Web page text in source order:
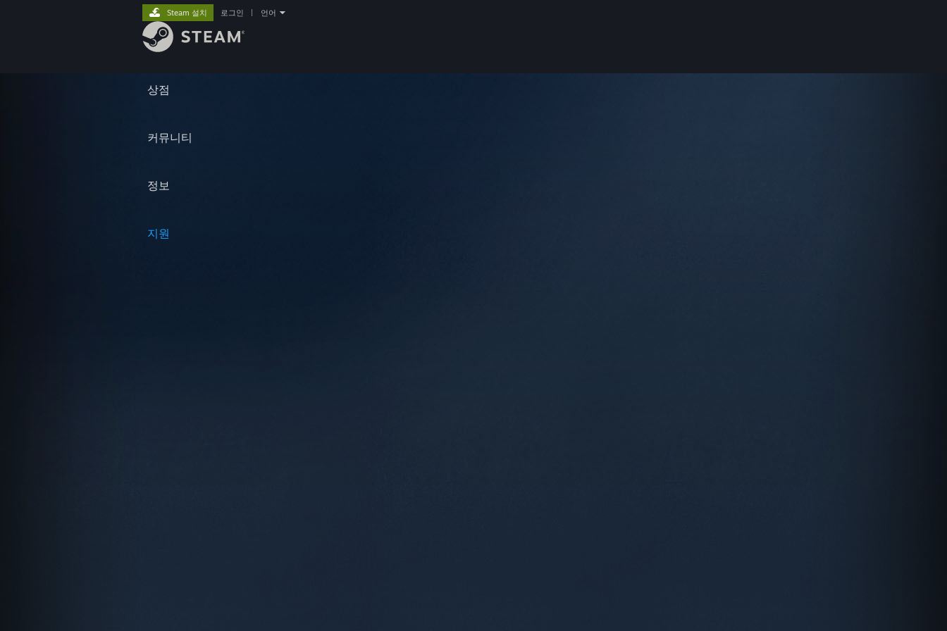
상점
커뮤니티
정보
지원
Steam 설치 로그인 언어